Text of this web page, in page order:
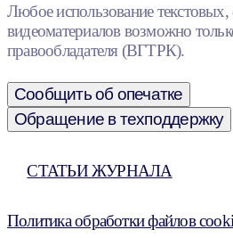
Любое использование
видеоматериалов возможно
правообладателя (ВГТРК).
Сообщить об опечатке
Обращение в техподдержку
СТАТЬИ ЖУРНАЛА
Политика обработки файлов